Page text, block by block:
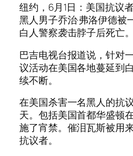
纽约，6月1日：美国抗议
黑人男子乔治·弗洛伊德被
白人警察袭击脖子后死亡。
巴吉电视台报道说，针对
议活动在美国各地蔓延到
续不断。
在美国杀害一名黑人的抗
天。包括美国首都华盛顿
施了宵禁。催泪瓦斯被用
抗议者。